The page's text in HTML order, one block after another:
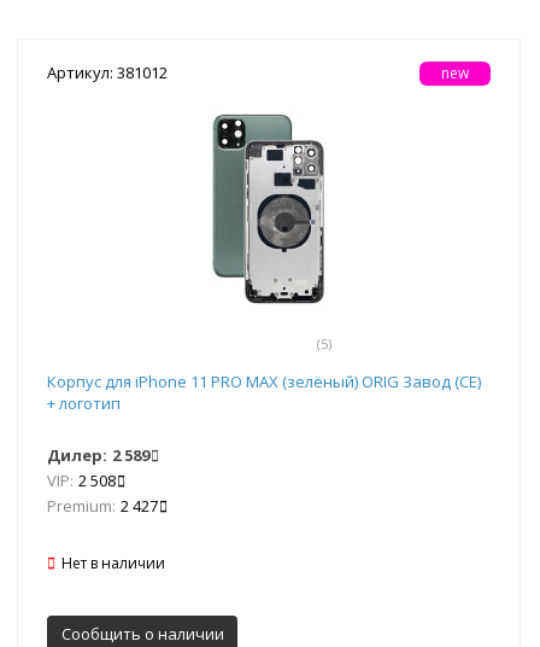
Артикул: 381012
(5)
new
Корпус для iPhone 11 PRO MAX (зелёный) ORIG Завод (CE)
+ логотип
Дилер: 2 589
VIP: 2 508
Premium: 2 427
Нет в наличии
Сообщить о наличии